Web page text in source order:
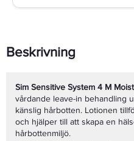
Beskrivning
Sim Sensitive System 4 M
vårdande leave-in behandling
känslig hårbotten. Lotionen
och hjälper till att skapa en
hårbottenmiljö.